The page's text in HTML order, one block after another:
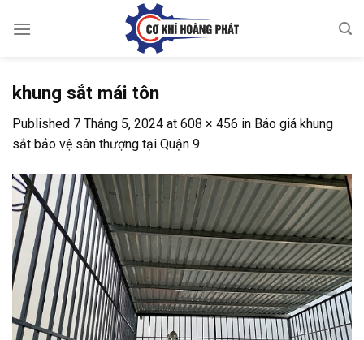
khung sắt mái tôn
Published 7 Tháng 5, 2024 at 608 × 456 in Báo giá khung
sắt bảo vệ sân thượng tại Quận 9